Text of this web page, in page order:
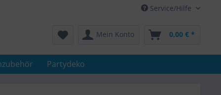
Service/Hilfe
Mein Konto 0,00 € *
Partydeko